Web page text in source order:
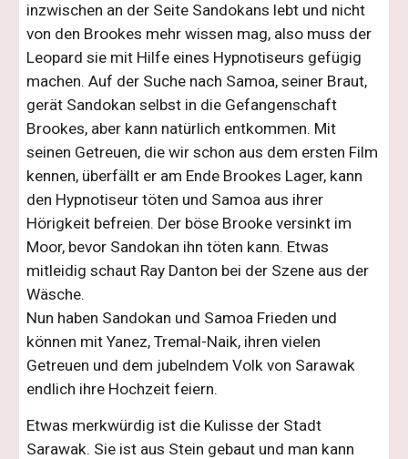
inzwischen an der Seite Sandokans lebt und nicht
von den Brookes mehr wissen mag, also muss der
Leopard sie mit Hilfe eines Hypnotiseurs gefügig
machen. Auf der Suche nach Samoa, seiner Braut,
gerät Sandokan selbst in die Gefangenschaft
Brookes, aber kann natürlich entkommen. Mit
seinen Getreuen, die wir schon aus dem ersten Film
kennen, überfällt er am Ende Brookes Lager, kann
den Hypnotiseur töten und Samoa aus ihrer
Hörigkeit befreien. Der böse Brooke versinkt im
Moor, bevor Sandokan ihn töten kann. Etwas
mitleidig schaut Ray Danton bei der Szene aus der
Wäsche.
Nun haben Sandokan und Samoa Frieden und
können mit Yanez, Tremal-Naik, ihren vielen
Getreuen und dem jubelndem Volk von Sarawak
endlich ihre Hochzeit feiern.
Etwas merkwürdig ist die Kulisse der Stadt
Sarawak. Sie ist aus Stein gebaut und man kann